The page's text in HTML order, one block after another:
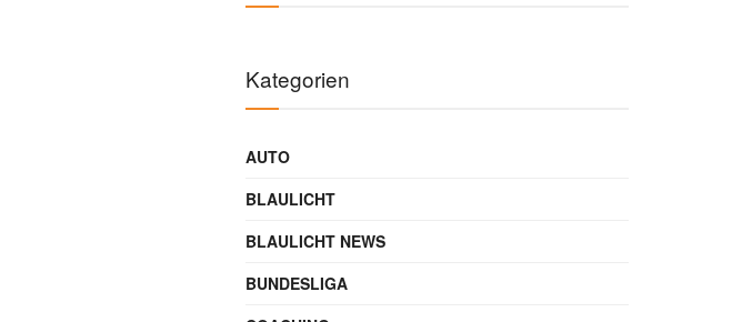
Kategorien
AUTO
BLAULICHT
BLAULICHT NEWS
BUNDESLIGA